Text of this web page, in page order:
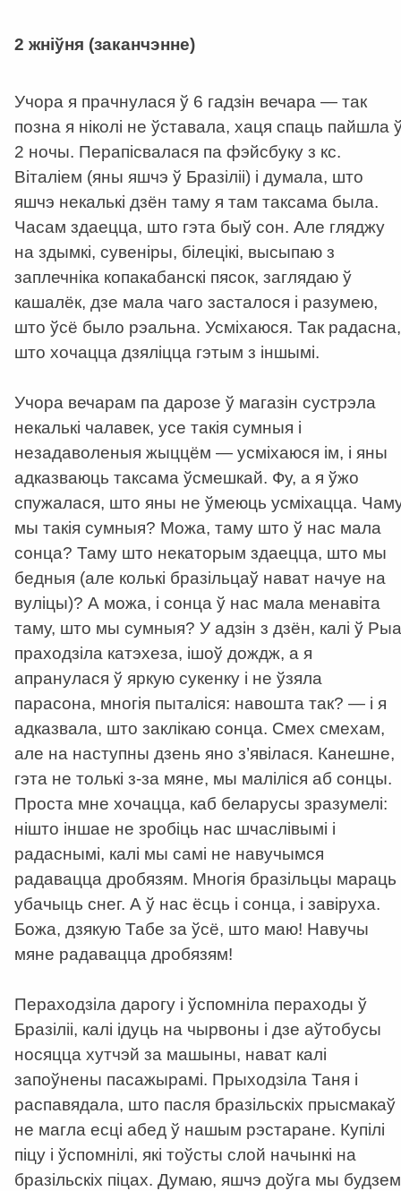
2 жніўня (заканчэнне)
Учора я прачнулася ў 6 гадзін вечара — так
позна я ніколі не ўставала, хаця спаць пайшла
2 ночы. Перапісвалася па фэйсбуку з кс.
Віталіем (яны яшчэ ў Бразіліі) і думала, што
яшчэ некалькі дзён таму я там таксама была.
Часам здаецца, што гэта быў сон. Але гляджу
на здымкі, сувеніры, білецікі, высыпаю з
заплечніка копакабанскі пясок, заглядаю ў
кашалёк, дзе мала чаго засталося і разумею,
што ўсё было рэальна. Усміхаюся. Так радасна,
што хочацца дзяліцца гэтым з іншымі.
Учора вечарам па дарозе ў магазін сустрэла
некалькі чалавек, усе такія сумныя і
незадаволеныя жыццём — усміхаюся ім, і яны
адказваюць таксама ўсмешкай. Фу, а я ўжо
спужалася, што яны не ўмеюць усміхацца.
мы такія сумныя? Можа, таму што ў нас мала
сонца? Таму што некаторым здаецца, што мы
бедныя (але колькі бразільцаў нават начуе на
вуліцы)? А можа, і сонца ў нас мала менавіта
таму, што мы сумныя? У адзін з дзён, калі ў Рыа
праходзіла катэхеза, ішоў дождж, а я
апранулася ў яркую сукенку і не ўзяла
парасона, многія пыталіся: навошта так? — і я
адказвала, што заклікаю сонца. Смех смехам,
але на наступны дзень яно з’явілася. Канешне,
гэта не толькі з-за мяне, мы маліліся аб сонцы.
Проста мне хочацца, каб беларусы зразумелі:
нішто іншае не зробіць нас шчаслівымі і
радаснымі, калі мы самі не навучымся
радавацца дробязям. Многія бразільцы мараць
убачыць снег. А ў нас ёсць і сонца, і завіруха.
Божа, дзякую Табе за ўсё, што маю! Навучы
мяне радавацца дробязям!
Пераходзіла дарогу і ўспомніла пераходы ў
Бразіліі, калі ідуць на чырвоны і дзе аўтобусы
носяцца хутчэй за машыны, нават калі
запоўнены пасажырамі. Прыходзіла Таня і
распавядала, што пасля бразільскіх прысмакаў
не магла есці абед ў нашым рэстаране. Купілі
піцу і ўспомнілі, які тоўсты слой начынкі на
бразільскіх піцах. Думаю, яшчэ доўга мы будзем